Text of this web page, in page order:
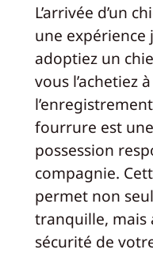
L’arrivée d’un
une expérience
adoptiez un
vous l’achetiez
fourrure est
possession
compagnie.
permet non
tranquille, mais
sécurité de